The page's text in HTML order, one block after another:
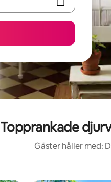
Topprankade
Gäster håller med: